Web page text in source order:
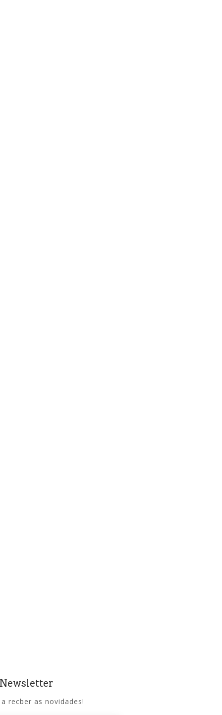
recber as novidades!